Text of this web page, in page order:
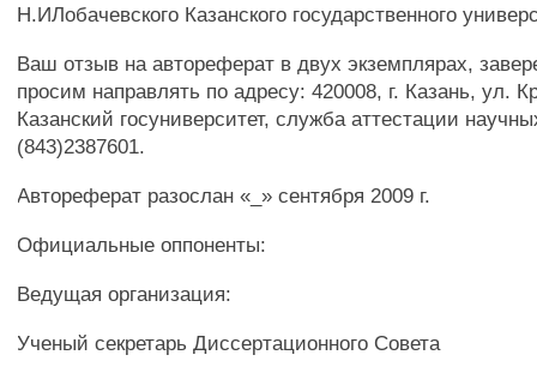
Н.ИЛобачевского Казанского государственного
Ваш отзыв на автореферат в двух экземплярах,
просим направлять по адресу: 420008, г. Казань, ул.
Казанский госуниверситет, служба аттестации
(843)2387601.
Автореферат разослан «_» сентября 2009 г.
Официальные оппоненты:
Ведущая организация:
Ученый секретарь Диссертационного Совета